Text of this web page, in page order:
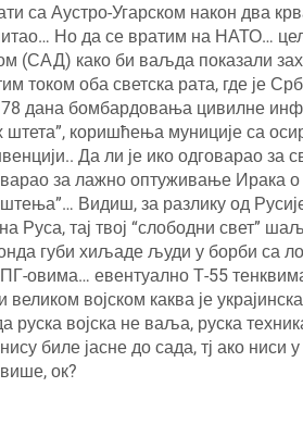
са Аустро-Угарском након два
Но да се вратим на НАТО…
(САД) како би ваљда показали
током оба светска рата, где је
дана бомбардовања цивилне
штета”, коришћења муниције са
Да ли је ико одговарао за
за лажно оптуживање Ирака
Видиш, за разлику од
Руса, тај твој “слободни свет”
губи хиљаде људи у борби са
овима… евентуално Т-55
великом војском каква је
руска војска не ваља, руска
биле јасне до сада, тј ако
ок?